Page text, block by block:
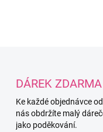
DÁREK ZDARMA
Ke každé objednávce od
nás obdržíte malý
jako poděkování.